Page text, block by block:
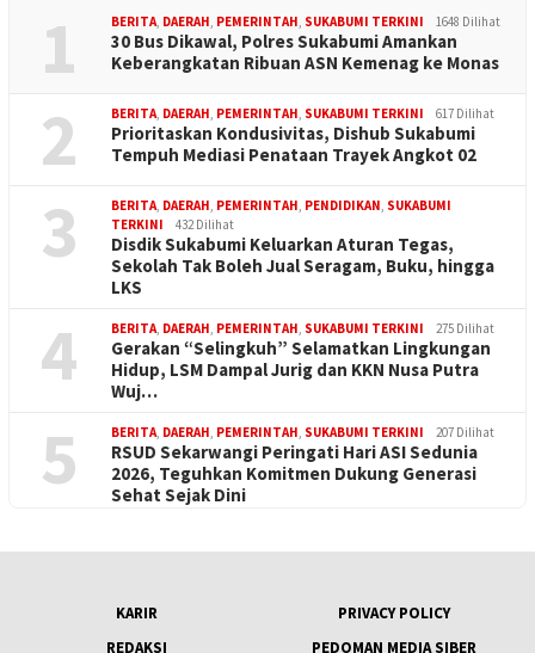
1 BERITA, DAERAH, PEMERINTAH, SUKABUMI TERKINI 1648 Dilihat
30 Bus Dikawal, Polres Sukabumi Amankan
Keberangkatan Ribuan ASN Kemenag ke Monas
2 BERITA, DAERAH, PEMERINTAH, SUKABUMI TERKINI 617 Dilihat
Prioritaskan Kondusivitas, Dishub Sukabumi
Tempuh Mediasi Penataan Trayek Angkot 02
3 BERITA, DAERAH, PEMERINTAH, PENDIDIKAN, SUKABUMI
TERKINI
432 Dilihat
Disdik Sukabumi Keluarkan Aturan Tegas,
Sekolah Tak Boleh Jual Seragam, Buku, hingga
LKS
4 BERITA, DAERAH, PEMERINTAH, SUKABUMI TERKINI 275 Dilihat
Gerakan “Selingkuh” Selamatkan Lingkungan
Hidup, LSM Dampal Jurig dan KKN Nusa Putra
Wuj…
5 BERITA, DAERAH, PEMERINTAH, SUKABUMI TERKINI 207 Dilihat
RSUD Sekarwangi Peringati Hari ASI Sedunia
2026, Teguhkan Komitmen Dukung Generasi
Sehat Sejak Dini
KARIR
PRIVACY POLICY
REDAKSI
PEDOMAN MEDIA SIBER